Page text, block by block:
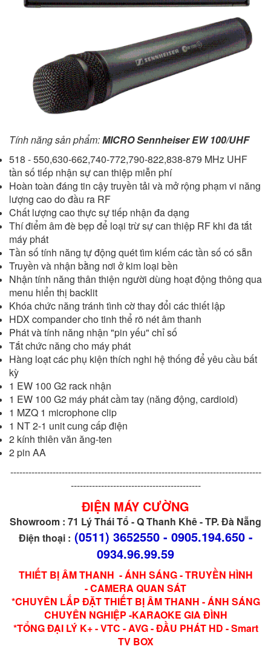
Tính năng sản phẩm:MICROSennheiser EW 100/UHF
518 - 550,630-662,740-772,790-822,838-879 MHz UHF
tần số tiếp nhận sự can thiệp miễn phí
Hoàn toàn đáng tin cậy truyền tải và mở rộng phạm vi năng
lượng cao do đầu ra RF
Chất lượng cao thực sự tiếp nhận đa dạng
Thí điểm âm đè bẹp để loại trừ sự can thiệp RF khi đã tắt
máy phát
Tần số tính năng tự động quét tìm kiếm các tần số có sẵn
Truyền và nhận bằng nơi ở kim loại bền
Nhận tính năng thân thiện người dùng hoạt động thông qua
menu hiển thị backlit
Khóa chức năng tránh tình cờ thay đổi các thiết lập
HDX compander cho tinh thể rõ nét âm thanh
Phát và tính năng nhận "pin yếu" chỉ số
Tắt chức năng cho máy phát
Hàng loạt các phụ kiện thích nghi hệ thống để yêu cầu bất
kỳ
1 EW 100 G2 rack nhận
1 EW 100 G2 máy phát cầm tay (năng động, cardioid)
1 MZQ 1 microphone clip
1 NT 2-1 unit cung cấp điện
2 kính thiên văn ăng-ten
2 pin AA
-----------------------------------------------------------------------------------
-------------------------------------------
ĐIỆN MÁY CƯỜNG
Showroom : 71 Lý Thái Tổ - Q Thanh Khê - TP. Đà Nẵng
Điện thoại : (0511) 3652550 - 0905.194.650 -
0934.96.99.59
THIẾT BỊ ÂM THANH - ÁNH SÁNG - TRUYỀN HÌNH
- CAMERA QUAN SÁT
*CHUYÊN LẮP ĐẶT THIẾT BỊ ÂM THANH - ÁNH SÁNG
CHUYÊN NGHIỆP -KARAOKE GIA ĐÌNH
*TỔNG ĐẠI LÝ K+ - VTC - AVG - ĐẦU PHÁT HD - Smart
TV BOX